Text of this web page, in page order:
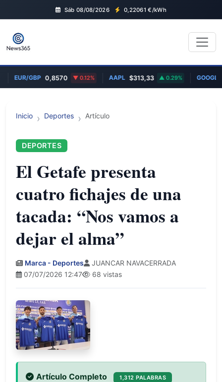
Sáb 08/08/2026 0,22061 €/kWh
EUR/GBP 0,8570 0.12% AAPL $313,33 0.29% GOOGL
Inicio Deportes Artículo
DEPORTES
El Getafe presenta
cuatro fichajes de una
tacada: “Nos vamos a
dejar el alma”
Marca - Deportes
JUANCAR NAVACERRADA
07/07/2026 12:47
68 vistas
Artículo Completo 1,312 PALABRAS